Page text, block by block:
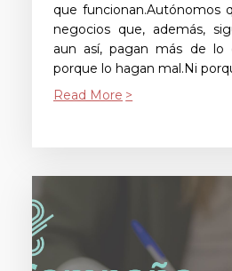
que funcionan.Autónomos
negocios que, además,
aun así, pagan más de lo
porque lo hagan mal.Ni
Read More